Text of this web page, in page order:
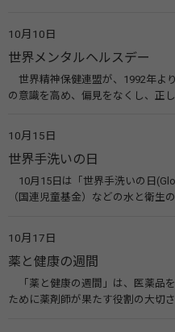
会）
10月10日
世界メンタルヘルスデー
世界精神保健連盟が、1992年よ
の意識を高め、偏見をなくし、正
す。 関連リンク 世界メンタルヘルスデー（厚生労働省） 働く人のメンタ
ルヘルス・ポータルサイト「ここ
10月15日
世界手洗いの日
10月15日は「世界手洗いの日
（国連児童基金）などの水と衛生
10月17日
薬と健康の週間
「薬と健康の週間」は、医薬品
ために薬剤師が果たす役割の大切